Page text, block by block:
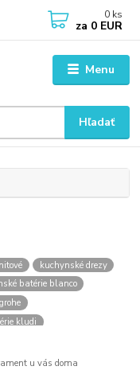
Menu
Hľadať
0 ks
za 0 EUR
kuchynské drezy
batérie blanco
kludi
vodovodné batérie
u vás doma